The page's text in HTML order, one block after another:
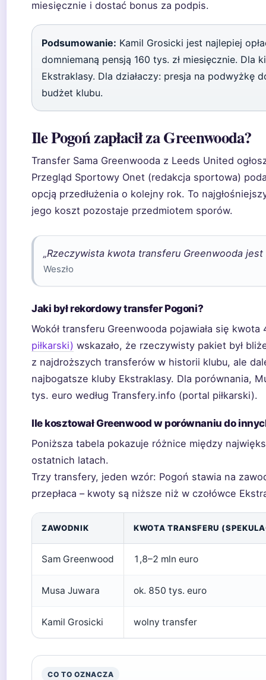
miesięcznie i dostać bonus za podpis.
Podsumowanie: Kamil Grosicki jest najlepiej
domniemaną pensją 160 tys. zł miesięcznie. Dla
Ekstraklasy. Dla działaczy: presja na podwyżkę
budżet klubu.
Ile Pogoń zapłacił za Greenwooda?
Transfer Sama Greenwooda z Leeds United
Przegląd Sportowy Onet (redakcja sportowa)
opcją przedłużenia o kolejny rok. To
jego koszt pozostaje przedmiotem sporów.
„Rzeczywista kwota transferu Greenwooda jest
Weszło
Jaki był rekordowy transfer Pogoni?
Wokół transferu Greenwooda pojawiała się
piłkarski) wskazało, że rzeczywisty pakiet był
z najdroższych transferów w historii klubu, ale
najbogatsze kluby Ekstraklasy. Dla porównania,
tys. euro według Transfery.info (portal piłkarski).
Ile kosztował Greenwood w porównaniu do
Poniższa tabela pokazuje różnice między
ostatnich latach.
Trzy transfery, jeden wzór: Pogoń stawia na
przepłaca – kwoty są niższe niż w czołówce
ZAWODNIK KWOTA TRANSFERU
Sam Greenwood 1,8–2 mln euro
Musa Juwara ok. 850 tys. euro
Kamil Grosicki wolny transfer
CO TO OZNACZA